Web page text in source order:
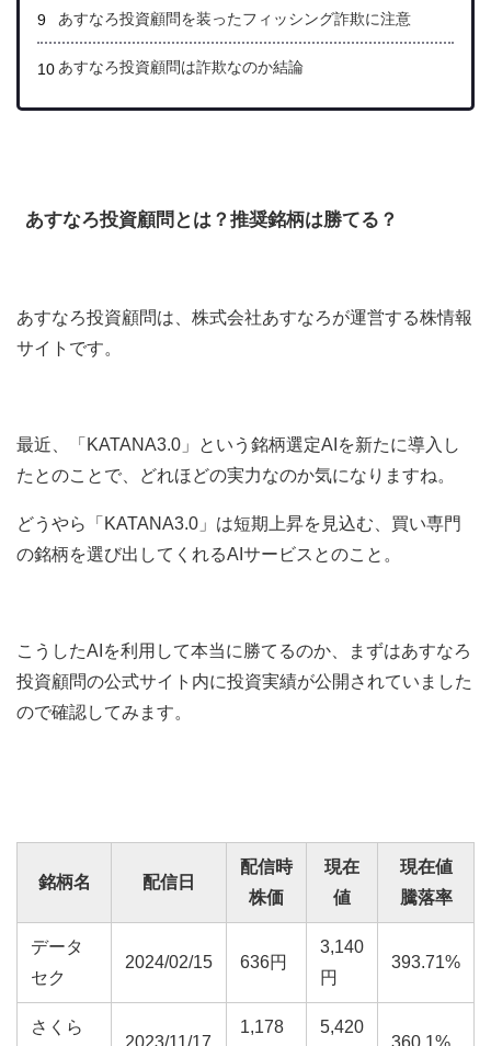
あすなろ投資顧問を装ったフィッシング詐欺に注意
あすなろ投資顧問は詐欺なのか結論
あすなろ投資顧問とは？推奨銘柄は勝てる？
あすなろ投資顧問は、株式会社あすなろが運営する株情報
サイトです。
最近、
「KATANA3.0」という銘柄選定AIを新たに導入し
たとのことで、どれほどの実力なのか気になりますね。
どうやら「KATANA3.0」は短期上昇を見込む、買い専門
の銘柄を選び出してくれるAIサービスとのこと。
こうしたAIを利用して本当に勝てるのか、まずはあすなろ
投資顧問の公式サイト内に投資実績が公開されていました
ので確認してみます。
銘柄名 配信日
配信時
株価
現在
値
現在値
騰落率
データ
セク
2024/02/15 636円
3,140
円
393.71%
さくら
2023/11/17
1,178
5,420
360.1%